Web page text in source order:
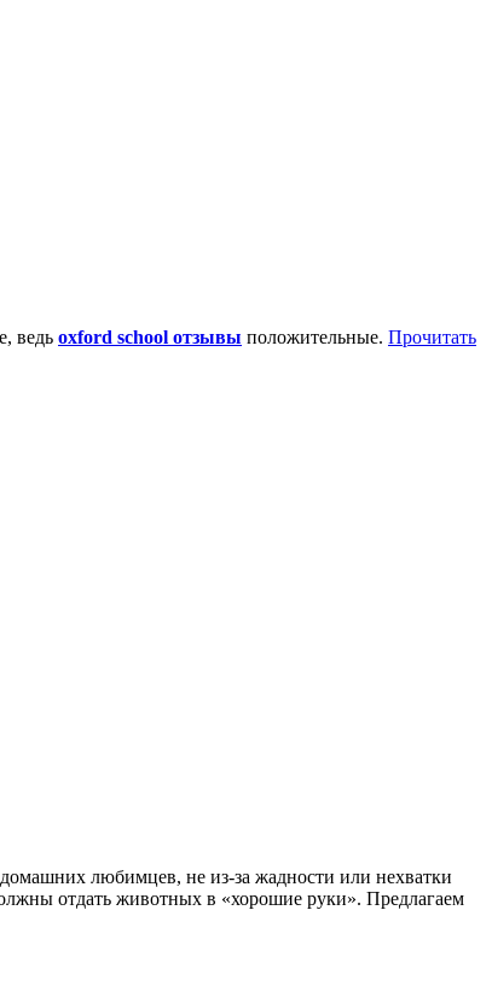
ведь oxford school отзывы положительные. Прочитать
любимцев, не из-за жадности или нехватки
отдать животных в «хорошие руки». Предлагаем